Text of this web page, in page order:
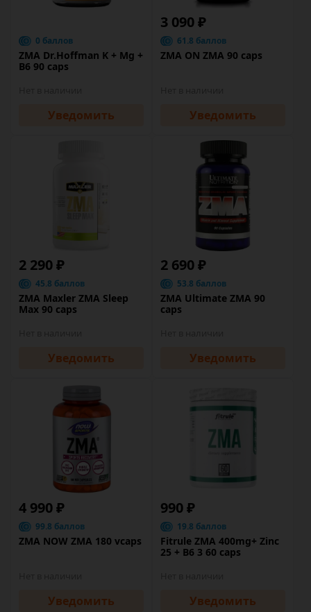
0 баллов
ZMA Dr.Hoffman K + Mg +
B6 90 caps
Уведомить
3 090 ₽
61.8 баллов
ZMA ON ZMA 90 caps
Уведомить
2 290 ₽
45.8 баллов
ZMA Maxler ZMA Sleep
Max 90 caps
Уведомить
2 690 ₽
53.8 баллов
ZMA Ultimate ZMA 90
caps
Уведомить
4 990 ₽
99.8 баллов
ZMA NOW ZMA 180 vcaps
Уведомить
990 ₽
19.8 баллов
Fitrule ZMA 400mg+ Zinc
25 + B6 3 60 caps
Уведомить